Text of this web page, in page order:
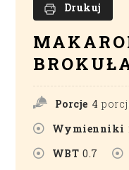
Drukuj
Porcje 4
Wymienniki
WBT 0.7